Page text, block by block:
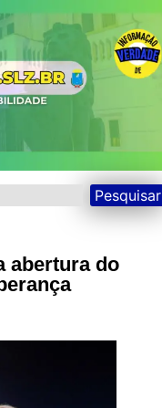
Pesquisar
abertura do